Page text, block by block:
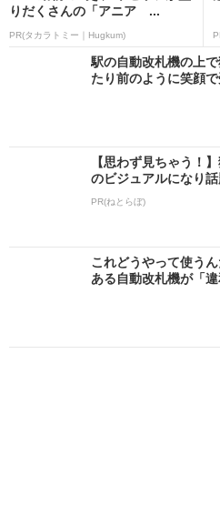
りだくさんの「アニア ...
PR(タカラトミー｜Hugkum)
駅の自動改札機の上
たり前のように笑顔
【思わず見ちゃう！
のビジュアルになり
PR(ねとらぼ)
これどうやって使う
ある自動改札機が「